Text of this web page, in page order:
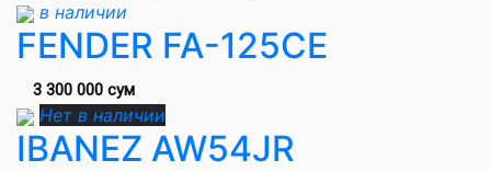
в наличии
FENDER FA-125CE
3 300 000 сум
Нет в наличии
IBANEZ AW54JR